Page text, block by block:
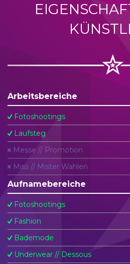
Arbeitsbereiche
Fotoshootings
Laufsteg
Messe // Promotion
Miss // Mister Wahlen
Aufnamebereiche
Fotoshootings
Fashion
Bademode
Underwear // Dessous